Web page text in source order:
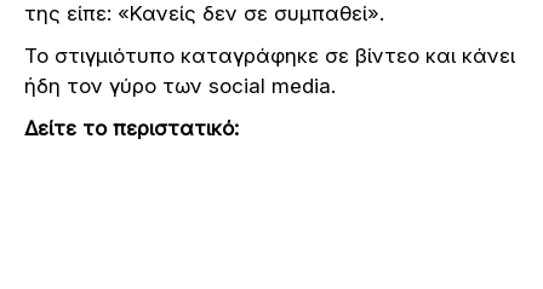
της είπε: «Κανείς δεν σε συμπαθεί».
Το στιγμιότυπο καταγράφηκε σε βίντεο και κάνει
ήδη τον γύρο των social media.
Δείτε το περιστατικό: